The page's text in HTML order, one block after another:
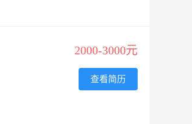
2000-3000元
查看简历